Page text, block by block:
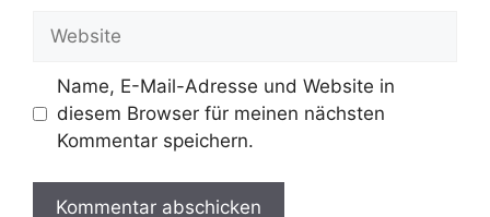
Name, E-Mail-Adresse und Website in
diesem Browser für meinen nächsten
Kommentar speichern.